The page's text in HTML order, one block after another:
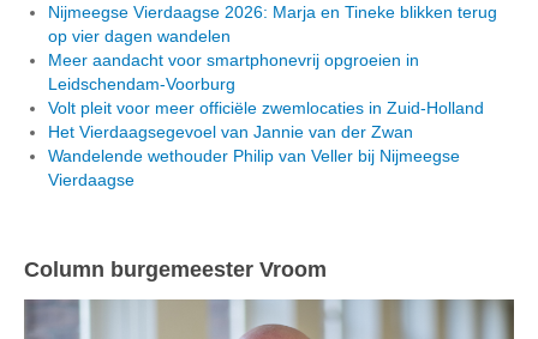
Nijmeegse Vierdaagse 2026: Marja en Tineke blikken terug
op vier dagen wandelen
Meer aandacht voor smartphonevrij opgroeien in
Leidschendam-Voorburg
Volt pleit voor meer officiële zwemlocaties in Zuid-Holland
Het Vierdaagsegevoel van Jannie van der Zwan
Wandelende wethouder Philip van Veller bij Nijmeegse
Vierdaagse
Column burgemeester Vroom